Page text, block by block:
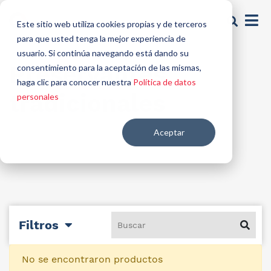
Este sitio web utiliza cookies propias y de terceros
para que usted tenga la mejor experiencia de
usuario. Si continúa navegando está dando su
consentimiento para la aceptación de las mismas,
haga clic para conocer nuestra Política de datos
personales
Aceptar
Preservantes
tradicionales
Filtros
No se encontraron productos